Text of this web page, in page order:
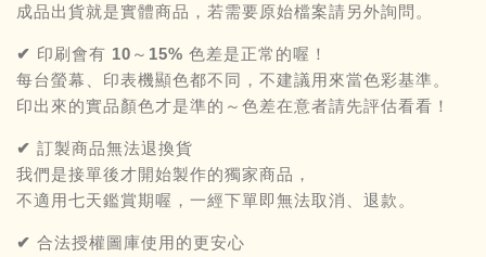
成品出貨就是實體商品，若需要原始檔案請另外詢問。
✔ 印刷會有 10～15% 色差是正常的喔！
每台螢幕、印表機顯色都不同，不建議用來當色彩基準。
印出來的實品顏色才是準的～色差在意者請先評估看看！
✔ 訂製商品無法退換貨
我們是接單後才開始製作的獨家商品，
不適用七天鑑賞期喔，一經下單即無法取消、退款。
✔ 合法授權圖庫使用的更安心